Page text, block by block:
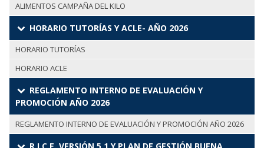
ALIMENTOS CAMPAÑA DEL KILO
HORARIO TUTORÍAS Y ACLE- AÑO 2026
HORARIO TUTORÍAS
HORARIO ACLE
REGLAMENTO INTERNO DE EVALUACIÓN Y
PROMOCIÓN AÑO 2026
REGLAMENTO INTERNO DE EVALUACIÓN Y PROMOCIÓN AÑO 2026